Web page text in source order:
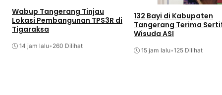
Wabup Tangerang Tinjau
Lokasi Pembangunan TPS3R di
Tigaraksa
14 jam lalu• 260 Dilihat
132 Bayi di Kabupaten
Tangerang Terima
Wisuda ASI
15 jam lalu•125 Dilihat